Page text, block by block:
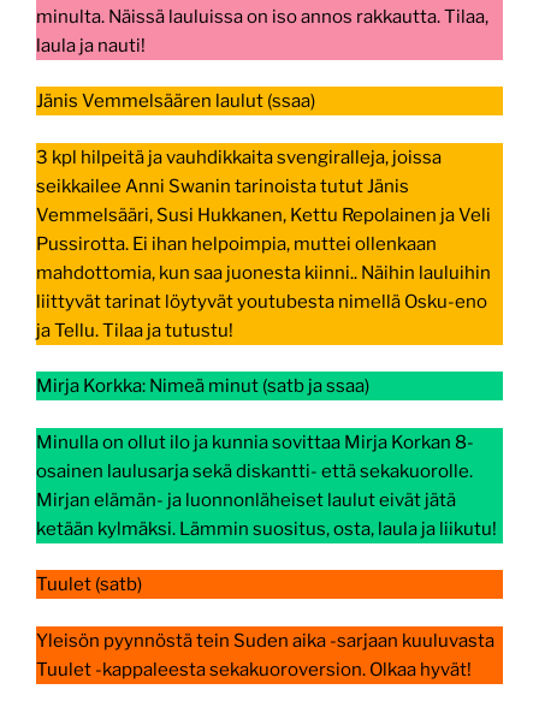
minulta. Näissä lauluissa on iso annos rakkautta. Tilaa,
laula ja nauti!
Jänis Vemmelsäären laulut (ssaa)
3 kpl hilpeitä ja vauhdikkaita svengiralleja, joissa
seikkailee Anni Swanin tarinoista tutut Jänis
Vemmelsääri, Susi Hukkanen, Kettu Repolainen ja Veli
Pussirotta. Ei ihan helpoimpia, muttei ollenkaan
mahdottomia, kun saa juonesta kiinni.. Näihin lauluihin
liittyvät tarinat löytyvät youtubesta nimellä Osku-eno
ja Tellu. Tilaa ja tutustu!
Mirja Korkka: Nimeä minut (satb ja ssaa)
Minulla on ollut ilo ja kunnia sovittaa Mirja Korkan 8-
osainen laulusarja sekä diskantti- että sekakuorolle.
Mirjan elämän- ja luonnonläheiset laulut eivät jätä
ketään kylmäksi. Lämmin suositus, osta, laula ja liikutu!
Tuulet (satb)
Yleisön pyynnöstä tein Suden aika -sarjaan kuuluvasta
Tuulet -kappaleesta sekakuoroversion. Olkaa hyvät!